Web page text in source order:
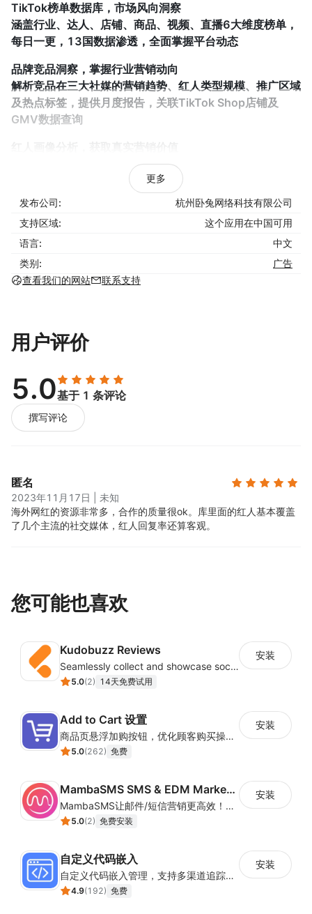
TikTok榜单数据库，市场风向洞察
涵盖行业、达人、店铺、商品、视频、直播6大维度榜单，
每日一更，13国数据渗透，全面掌握平台动态
品牌竞品洞察，掌握行业营销动向
解析竞品在三大社媒的营销趋势、红人类型规模、推广区域
及热点标签，提供月度报告，关联TikTok Shop店铺及
GMV数据查询
支持红人红人邮箱/WhatsApp解锁，依托10亿+内容数据
多维评估红人价值，分析内容趋势与发布日历，关联带货商
品及视频/直播数据，深度挖掘GMV与合作效果
二、红人建联
支持39种条件及5大维度筛选，多人协同。可用关键词、
红人名、链接、TikTok商品ID或ASIN码检索。语义搜索行
AI小兔智能托管，24小时数字员工
输入TikTok商品链接/亚马逊ASIN、产品关键词，自动分析
一键输出红人营销方案，涵盖达人画像、合作形式、内容创
意及议价，支持自动执行与进度追踪
RPA博主开发，标签触达资源
全流程自动化
AI自动邀约+手动批量触达
自定义邮件发送数量及语言，自动生成含品牌、佣金、视频
关联TikTok店铺，导入达人名单，设置批量定邀/私信任
务，后台实时查看进度和管理策略
三、合作管理
推广产品管理，寄样物流追踪
涵盖产品基础信息+销售信息+搜索关键词+共享协作设
多个商品可编辑成选品表单，方便与红人沟通时插入。支持
导入并全程追踪寄样物流状态
开户、绑定、充值流程顺畅，订单合作明细快捷流转。支持
在线合同和低费率打款
推广计划管理，多项目并行
项并行；协作成员一同管理，红人进度、营销数据、费用情
况实时全览，完善管理监督机制
更多
发布公司:
杭州卧兔网络科技有限公司
支持区域:
这个应用在中国可用
语言:
中文
类别:
广告
查看我们的网站
联系支持
用户评价
5.0基于 1 条评论
撰写评论
匿名
2023年11月17日
未知
海外网红的资源非常多，合作的质量很ok。
库里面的红人基本覆盖
了几个主流的社交媒体，红人回复率还算客观。
您可能也喜欢
Kudobuzz Reviews
Seamlessly collect and showcase social & photo reviews to boost organic traffic
5.0(2) 14天免费试用
安装
Add to Cart 设置
商品页悬浮加购按钮，优化顾客购买操作路径
5.0(262) 免费
安装
MambaSMS SMS & EDM Marketing
MambaSMS让邮件/短信营销更高效！MambaSMS可以帮助商家通过邮件和短信即时联系客户。并通过自动化流程，提高弃单挽回效率。
5.0(2) 免费安装
安装
自定义代码嵌入
自定义代码嵌入管理，支持多渠道追踪与营销活动配置
4.9(192) 免费
安装